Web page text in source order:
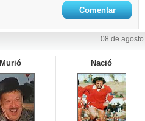
08 de agosto
Murió Nació